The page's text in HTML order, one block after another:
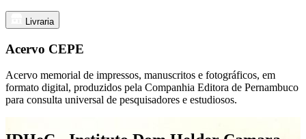
Livraria
Acervo CEPE
Acervo memorial de impressos, manuscritos e fotográficos, em
formato digital, produzidos pela Companhia Editora de Pernambuco
para consulta universal de pesquisadores e estudiosos.